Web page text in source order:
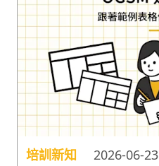
培訓新知 2026-06-23